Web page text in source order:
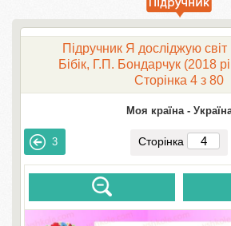
Підручник Я досліджую
Бібік, Г.П. Бондарчук (2018
Сторінка 4 з 80
Моя країна -
3 Сторінка